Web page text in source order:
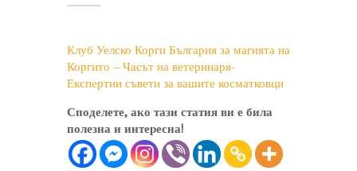
Клуб Уелско Корги България за магията на
Коргито – Часът на ветеринаря-
Експертни съвети за вашите косматковци
Споделете, ако тази статия ви е била
полезна и интересна!